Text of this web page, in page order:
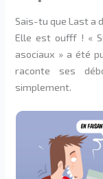
Sais-tu que Last a
Elle est oufff ! «
asociaux » a été
raconte ses
simplement.